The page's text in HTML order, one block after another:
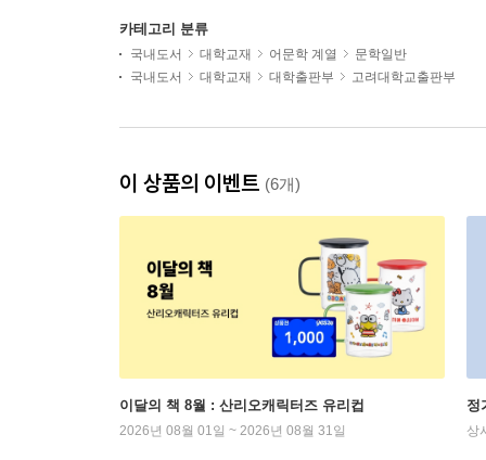
카테고리 분류
국내도서 대학교재 어문학 계열
문학일반
국내도서
대학교재 대학출판부 고려대학교출판부
이 상품의 이벤트 (6개)
이달의 책 8월 : 산리오캐릭터즈 유리컵
2026년 08월 01일 ~ 2026년 08월 31일
정
상